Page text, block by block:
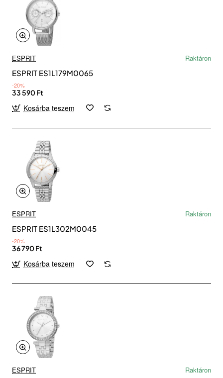
ESPRIT
Raktáron
ESPRIT ES1L179M0065
-20%
33 590 Ft
Kosárba teszem
ESPRIT
Raktáron
ESPRIT ES1L302M0045
-20%
36 790 Ft
Kosárba teszem
ESPRIT Raktáron